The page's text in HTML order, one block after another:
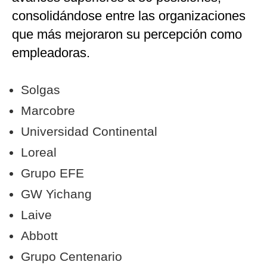
consolidándose entre las organizaciones
que más mejoraron su percepción como
empleadoras.
Solgas
Marcobre
Universidad Continental
Loreal
Grupo EFE
GW Yichang
Laive
Abbott
Grupo Centenario